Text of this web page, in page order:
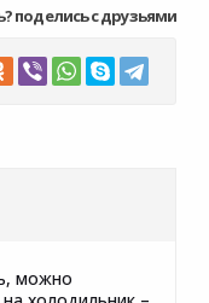
поделись с друзьями
можно